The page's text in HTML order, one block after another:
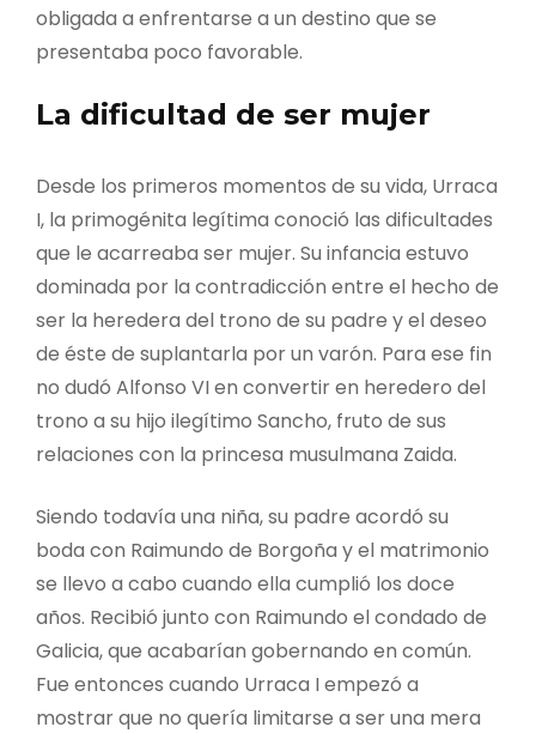
obligada a enfrentarse a un destino que se
presentaba poco favorable.
La dificultad de ser mujer
Desde los primeros momentos de su vida, Urraca
I, la primogénita legítima conoció las dificultades
que le acarreaba ser mujer. Su infancia estuvo
dominada por la contradicción entre el hecho de
ser la heredera del trono de su padre y el deseo
de éste de suplantarla por un varón. Para ese fin
no dudó Alfonso VI en convertir en heredero del
trono a su hijo ilegítimo Sancho, fruto de sus
relaciones con la princesa musulmana Zaida.
Siendo todavía una niña, su padre acordó su
boda con Raimundo de Borgoña y el matrimonio
se llevo a cabo cuando ella cumplió los doce
años. Recibió junto con Raimundo el condado de
Galicia, que acabarían gobernando en común.
Fue entonces cuando Urraca I empezó a
mostrar que no quería limitarse a ser una mera